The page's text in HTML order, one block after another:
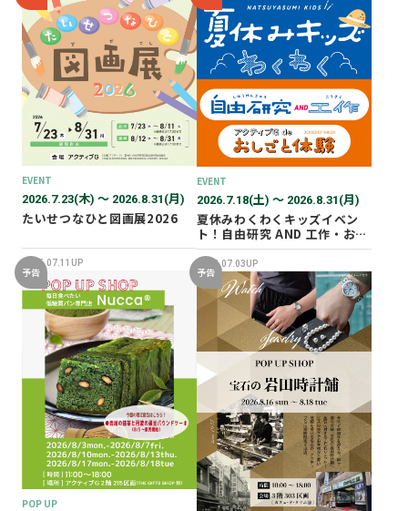
EVENT
2026.7.23(木) 〜 2026.8.31(月)
たいせつなひと図画展2026
2026.07.11UP
EVENT
2026.7.18(土) 〜 2026.8.31(月)
夏休みわくわくキッズイベン
ト！自由研究 AND 工作・おし
ごと体験！
2026.07.03UP
予告
POP UP
予告